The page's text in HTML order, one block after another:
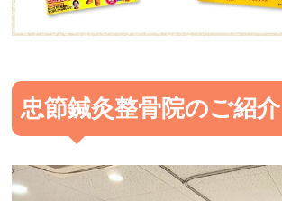
忠節鍼灸整骨院のご紹介